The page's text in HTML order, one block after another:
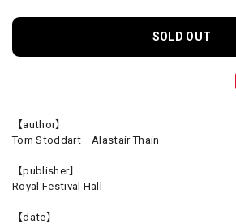
SOLD OUT
【author】
Tom Stoddart Alastair Thain
【publisher】
Royal Festival Hall
【date】